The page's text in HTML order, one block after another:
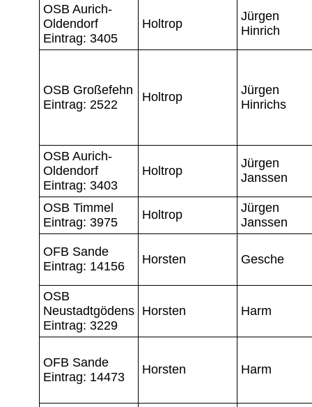
OSB Aurich-
Oldendorf
Eintrag: 3405
Holtrop
Jürgen
Hinrich
OSB Großefehn
Eintrag: 2522
Holtrop
Jürgen
Hinrichs
OSB Aurich-
Oldendorf
Eintrag: 3403
Holtrop
Jürgen
Janssen
OSB Timmel
Eintrag: 3975
Holtrop
Jürgen
Janssen
OFB Sande
Eintrag: 14156
Horsten Gesche
OSB
Neustadtgödens
Eintrag: 3229
Horsten Harm
OFB Sande
Eintrag: 14473
Horsten Harm